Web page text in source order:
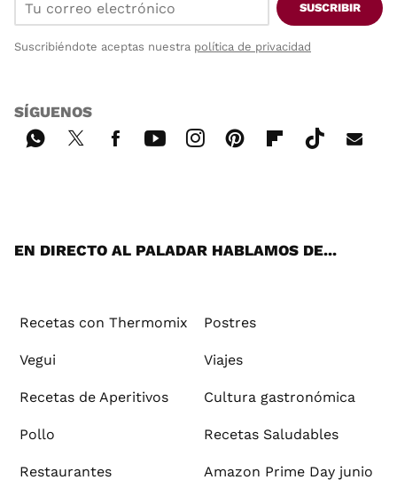
SUSCRIBIR
Suscribiéndote aceptas nuestra política de privacidad
SÍGUENOS
EN DIRECTO AL PALADAR HABLAMOS DE...
Recetas con Thermomix Postres
Vegui Viajes
Recetas de Aperitivos Cultura gastronómica
Pollo Recetas Saludables
Restaurantes
Amazon Prime Day junio